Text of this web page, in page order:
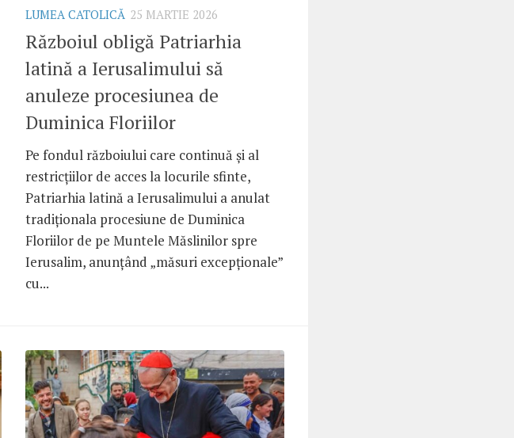
LUMEA CATOLICĂ 25 MARTIE 2026
Războiul obligă Patriarhia
latină a Ierusalimului să
anuleze procesiunea de
Duminica Floriilor
Pe fondul războiului care continuă și al
restricțiilor de acces la locurile sfinte,
Patriarhia latină a Ierusalimului a anulat
tradiționala procesiune de Duminica
Floriilor de pe Muntele Măslinilor spre
Ierusalim, anunțând „măsuri excepționale”
cu...